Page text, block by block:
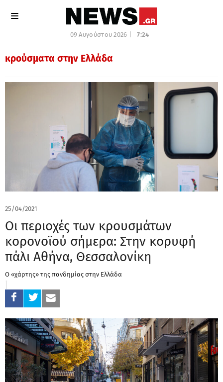
09 Αυγούστου 2026 | 7:24
κρούσματα στην Ελλάδα
25/04/2021
Οι περιοχές των κρουσμάτων
κορονοϊού σήμερα: Στην κορυφή
πάλι Αθήνα, Θεσσαλονίκη
Ο «χάρτης» της πανδημίας στην Ελλάδα